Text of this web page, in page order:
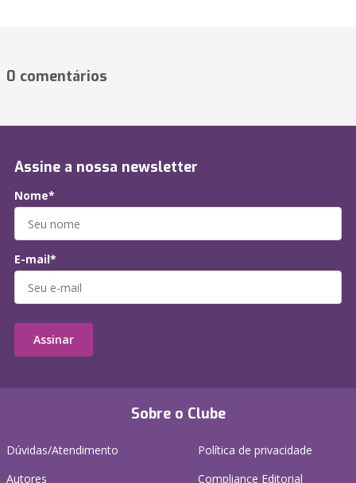
0 comentários
Sobre o Clube
Dúvidas/Atendimento
Autores
Política de privacidade
Compliance Editorial
Assine a nossa newsletter
Nome*
E-mail*
Assinar